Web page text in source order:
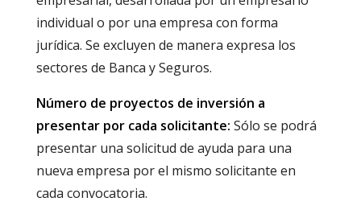
individual o por una empresa con forma
jurídica. Se excluyen de manera expresa los
sectores de Banca y Seguros.
Número de proyectos de inversión a
presentar por cada solicitante: Sólo se podrá
presentar una solicitud de ayuda para una
nueva empresa por el mismo solicitante en
cada convocatoria.